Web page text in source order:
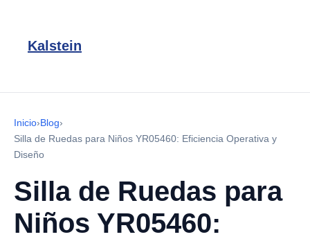
Kalstein
Inicio›Blog›
Silla de Ruedas para Niños YR05460: Eficiencia Operativa y
Diseño
Silla de Ruedas para
Niños YR05460: